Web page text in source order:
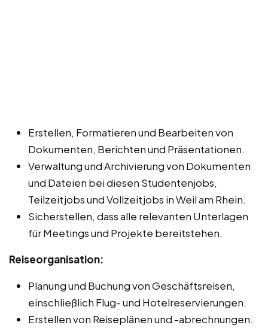
Erstellen, Formatieren und Bearbeiten von
Dokumenten, Berichten und Präsentationen.
Verwaltung und Archivierung von Dokumenten
und Dateien bei diesen Studentenjobs,
Teilzeitjobs und Vollzeitjobs in Weil am Rhein.
Sicherstellen, dass alle relevanten Unterlagen
für Meetings und Projekte bereitstehen.
Reiseorganisation:
Planung und Buchung von Geschäftsreisen,
einschließlich Flug- und Hotelreservierungen.
Erstellen von Reiseplänen und -abrechnungen.